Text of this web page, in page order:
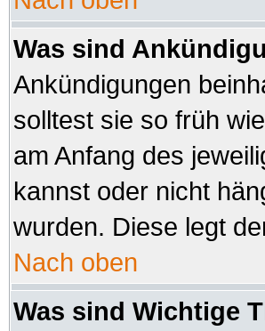
Was sind
Ankündigungen
solltest sie so früh
am Anfang des
kannst oder nicht
wurden. Diese legt
Nach oben
Was sind Wichtige